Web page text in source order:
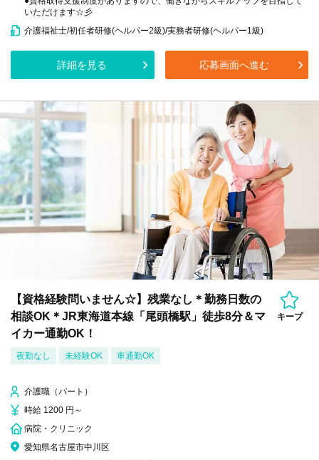
いただけます☆彡
介護福祉士/初任者研修(ヘルパー2級)/実務者研修(ヘルパー1級)
詳細を見る 応募画面へ進む
【資格経験問いません☆】残業なし＊勤務日数の
相談OK＊JR東海道本線「尾頭橋駅」徒歩8分＆マ
イカー通勤OK！
キープ
夜勤なし 未経験OK 車通勤OK
介護職（パート）
時給 1200 円～
病院・クリニック
愛知県名古屋市中川区